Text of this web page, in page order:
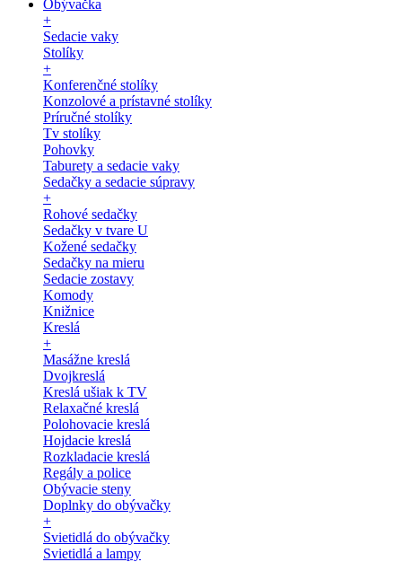
Obývačka
+
Sedacie vaky
Stolíky
+
Konferenčné stolíky
Konzolové a prístavné stolíky
Príručné stolíky
Tv stolíky
Pohovky
Taburety a sedacie vaky
Sedačky a sedacie súpravy
+
Rohové sedačky
Sedačky v tvare U
Kožené sedačky
Sedačky na mieru
Sedacie zostavy
Komody
Knižnice
Kreslá
+
Masážne kreslá
Dvojkreslá
Kreslá ušiak k TV
Relaxačné kreslá
Polohovacie kreslá
Hojdacie kreslá
Rozkladacie kreslá
Regály a police
Obývacie steny
Doplnky do obývačky
+
Svietidlá do obývačky
Svietidlá a lampy